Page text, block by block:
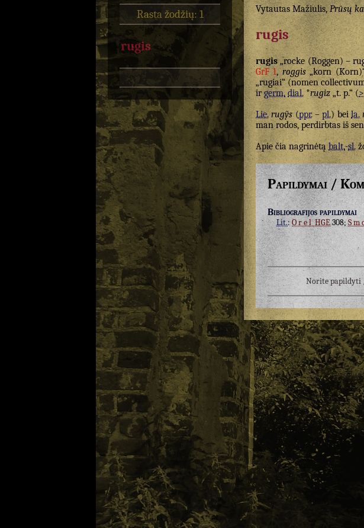
Rasta žodžių: 1
rugis
Vytautas Mažiulis,Prūsų
rugis
rugis„rocke (Roggen) –
GrF 1,roggis„korn
„rugiai“ (nomen
irgerm. dial.*rugiz„t. p.“ (>
Lie. rugỹs(ppr.–pl.) beila.
man rodos, perdirbtas iš
Apie čia nagrinėtąbalt.-sl.
Papildymai /
Bibliografijos papildymai
Lit.:OrelHGE308;
Norite papildyti